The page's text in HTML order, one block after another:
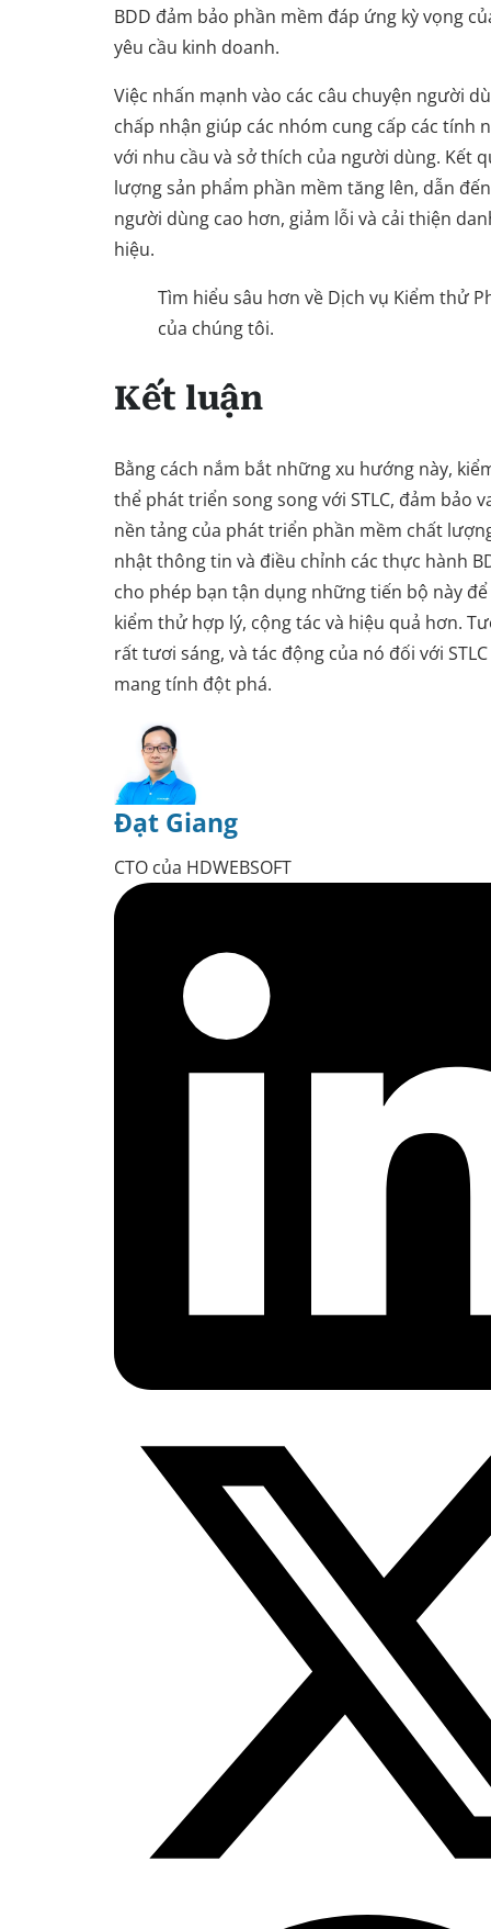
BDD đảm bảo phần mềm đáp ứng kỳ vọng
yêu cầu kinh doanh.
Việc nhấn mạnh vào các câu chuyện người
chấp nhận giúp các nhóm cung cấp các tính
với nhu cầu và sở thích của người dùng. Kết
lượng sản phẩm phần mềm tăng lên, dẫn
người dùng cao hơn, giảm lỗi và cải thiện
hiệu.
Tìm hiểu sâu hơn về Dịch vụ Kiểm thử
của chúng tôi.
Kết luận
Bằng cách nắm bắt những xu hướng này,
thể phát triển song song với STLC, đảm bảo
nền tảng của phát triển phần mềm chất
nhật thông tin và điều chỉnh các thực hành
cho phép bạn tận dụng những tiến bộ này
kiểm thử hợp lý, cộng tác và hiệu quả hơn.
rất tươi sáng, và tác động của nó đối với
mang tính đột phá.
Đạt Giang
CTO của HDWEBSOFT